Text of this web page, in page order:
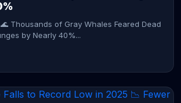
Thousands of Gray Whales Feared Dead
by Nearly 40%...